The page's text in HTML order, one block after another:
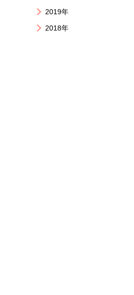
2019年
2018年